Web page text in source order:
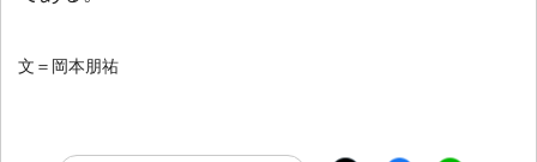
文＝岡本朋祐